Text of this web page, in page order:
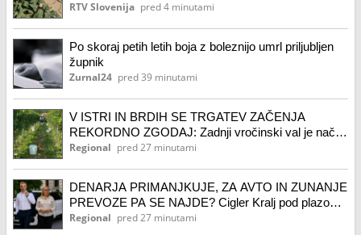
RTV Slovenija pred 4 minutami
Po skoraj petih letih boja z boleznijo umrl priljubljen
župnik
Zurnal24 pred 39 minutami
V ISTRI IN BRDIH SE TRGATEV ZAČENJA
REKORDNO ZGODAJ: Zadnji vročinski val je načel
vinograde
Regional pred 27 minutami
DENARJA PRIMANJKUJE, ZA AVTO IN ZUNANJE
PREVOZE PA SE NAJDE? Cigler Kralj pod plazom
kritik, oglasila se je tudi nekdanja ministrica
Regional pred 27 minutami